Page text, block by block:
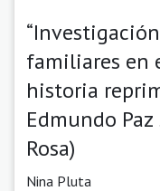
familiares en
historia
Edmundo
Rosa)
Nina Pluta